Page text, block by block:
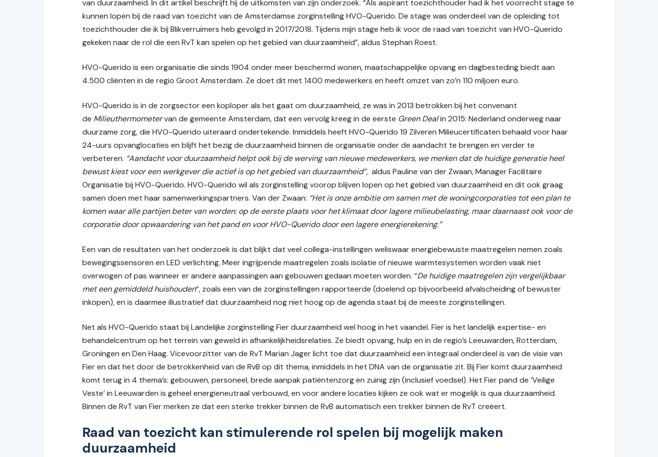
van duurzaamheid. In dit artikel beschrijft hij de uitkomsten van zijn onderzoek. “Als aspirant toezichthouder had ik het voorrecht stage te
kunnen lopen bij de raad van toezicht van de Amsterdamse zorginstelling HVO-Querido. De stage was onderdeel van de opleiding tot
toezichthouder die ik bij Blikverruimers heb gevolgd in 2017/2018. Tijdens mijn stage heb ik voor de raad van toezicht van HVO-Querido
gekeken naar de rol die een RvT kan spelen op het gebied van duurzaamheid”, aldus Stephan Roest.
HVO-Querido is een organisatie die sinds 1904 onder meer beschermd wonen, maatschappelijke opvang en dagbesteding biedt aan
4.500 cliënten in de regio Groot Amsterdam. Ze doet dit met 1400 medewerkers en heeft omzet van zo’n 110 miljoen euro.
HVO-Querido is in de zorgsector een koploper als het gaat om duurzaamheid, ze was in 2013 betrokken bij het convenant
de Milieuthermometervan de gemeente Amsterdam, dat een vervolg kreeg in de eerste Green Dealin 2015: Nederland onderweg naar
duurzame zorg, die HVO-Querido uiteraard ondertekende. Inmiddels heeft HVO-Querido 19 Zilveren Milieucertificaten behaald voor haar
24-uurs opvanglocaties en blijft het bezig de duurzaamheid binnen de organisatie onder de aandacht te brengen en verder te
verbeteren. “Aandacht voor duurzaamheid helpt ook bij de werving van nieuwe medewerkers, we merken dat de huidige generatie heel
bewust kiest voor een werkgever die actief is op het gebied van duurzaamheid”,aldus Pauline van der Zwaan, Manager Facilitaire
Organisatie bij HVO-Querido. HVO-Querido wil als zorginstelling voorop blijven lopen op het gebied van duurzaamheid en dit ook graag
samen doen met haar samenwerkingspartners. Van der Zwaan: “Het is onze ambitie om samen met de woningcorporaties tot een plan te
komen waar alle partijen beter van worden: op de eerste plaats voor het klimaat door lagere milieubelasting, maar daarnaast ook voor de
corporatie door opwaardering van het pand en voor HVO-Querido door een lagere energierekening.”
Een van de resultaten van het onderzoek is dat blijkt dat veel collega-instellingen weliswaar energiebewuste maatregelen nemen zoals
bewegingssensoren en LED verlichting. Meer ingrijpende maatregelen zoals isolatie of nieuwe warmtesystemen worden vaak niet
overwogen of pas wanneer er andere aanpassingen aan gebouwen gedaan moeten worden. “De huidige maatregelen zijn vergelijkbaar
met een gemiddeld huishouden“, zoals een van de zorginstellingen rapporteerde (doelend op bijvoorbeeld afvalscheiding of bewuster
inkopen), en is daarmee illustratief dat duurzaamheid nog niet hoog op de agenda staat bij de meeste zorginstellingen.
Net als HVO-Querido staat bij Landelijke zorginstelling Fier duurzaamheid wel hoog in het vaandel. Fier is het landelijk expertise- en
behandelcentrum op het terrein van geweld in afhankelijkheidsrelaties. Ze biedt opvang, hulp en in de regio’s Leeuwarden, Rotterdam,
Groningen en Den Haag. Vicevoorzitter van de RvT Marian Jager licht toe dat duurzaamheid een integraal onderdeel is van de visie van
Fier en dat het door de betrokkenheid van de RvB op dit thema, inmiddels in het DNA van de organisatie zit. Bij Fier komt duurzaamheid
komt terug in 4 thema’s: gebouwen, personeel, brede aanpak patiëntenzorg en zuinig zijn (inclusief voedsel). Het Fier pand de ‘Veilige
Veste’ in Leeuwarden is geheel energieneutraal verbouwd, en voor andere locaties kijken ze ook wat er mogelijk is qua duurzaamheid.
Binnen de RvT van Fier merken ze dat een sterke trekker binnen de RvB automatisch een trekker binnen de RvT creëert.
Raad van toezicht kan stimulerende rol spelen bij mogelijk maken
duurzaamheid